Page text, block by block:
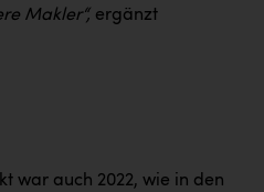
Makler“, ergänzt
war auch 2022, wie in den